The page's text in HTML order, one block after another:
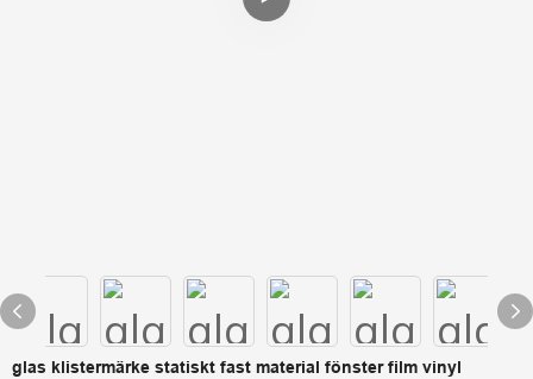
glas klistermärke statiskt fast material fönster film vinyl